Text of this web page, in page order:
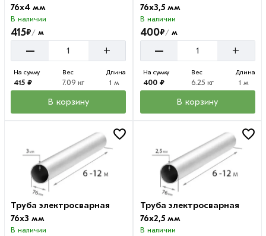
76х4 мм
В наличии
415₽/ м
– +
На сумму
415 ₽
Вес
7.09 кг
Длина
1 м
В корзину
76х3,5 мм
В наличии
400₽/м
– +
На сумму
400 ₽
Вес
6.25 кг
Длина
1 м
В корзину
Труба электросварная
76х3 мм
В наличии
Труба электросварная
76х2,5 мм
В наличии